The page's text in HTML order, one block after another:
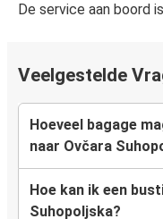
De service aan boord
Veelgestelde
Hoeveel bagage
naar Ovčara
Hoe kan ik een
Suhopoljska?